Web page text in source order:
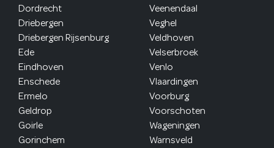
Dordrecht
Driebergen
Driebergen Rijsenburg
Ede
Eindhoven
Enschede
Ermelo
Geldrop
Goirle
Gorinchem
Veenendaal
Veghel
Veldhoven
Velserbroek
Venlo
Vlaardingen
Voorburg
Voorschoten
Wageningen
Warnsveld